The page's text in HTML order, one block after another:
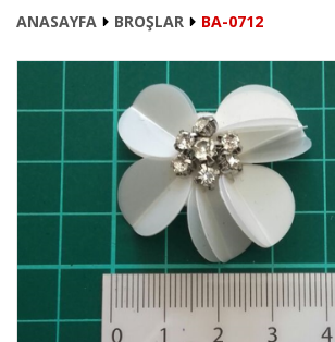
HAKKIMIZDA
REFERANSLAR
İLETIŞIM
ANASAYFA BROŞLAR BA-0712